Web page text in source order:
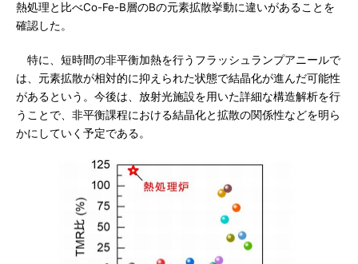
熱処理と比べCo-Fe-B層のBの元素拡散挙動に違いがあることを
確認した。
特に、短時間の非平衡加熱を行うフラッシュランプアニールで
は、元素拡散が相対的に抑えられた状態で結晶化が進んだ可能性
があるという。今後は、放射光施設を用いた詳細な構造解析を行
うことで、非平衡課程における結晶化と拡散の関係性などを明ら
かにしていく予定である。